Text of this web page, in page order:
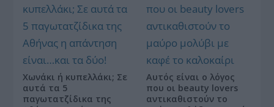
Χωνάκι ή κυπελλάκι; Σε
αυτά τα 5
παγωτατζίδικα της
Αυτός είναι ο λόγος
που οι beauty lovers
αντικαθιστούν το